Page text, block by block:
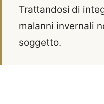
Trattandosi di
malanni invernali
soggetto.